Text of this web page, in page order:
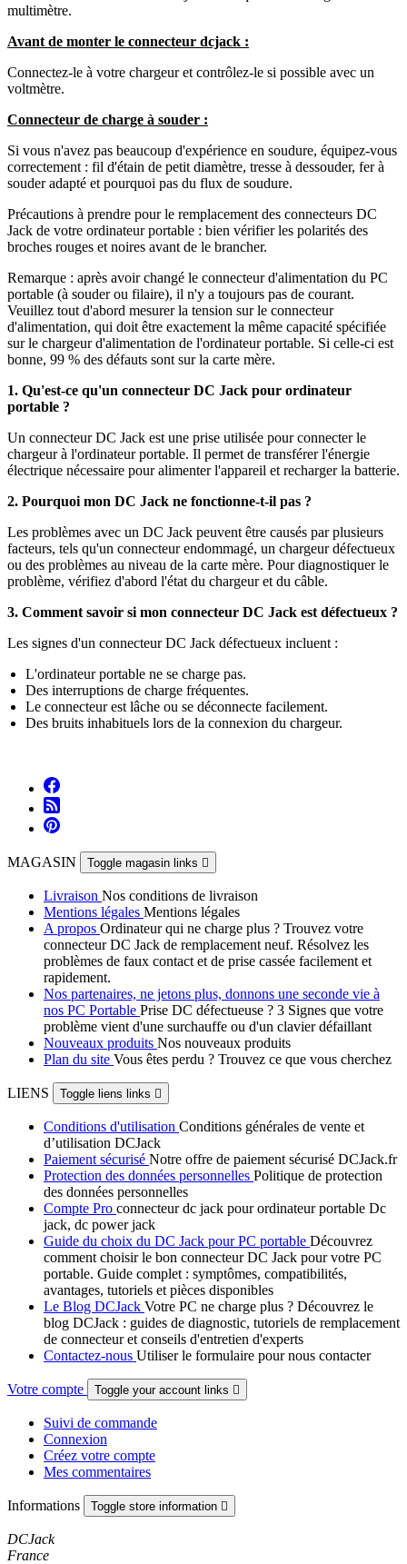
multimètre.
Avant de monter le connecteur dcjack :
Connectez-le à votre chargeur et contrôlez-le si possible avec un
voltmètre.
Connecteur de charge à souder :
Si vous n'avez pas beaucoup d'expérience en soudure, équipez-vous
correctement : fil d'étain de petit diamètre, tresse à dessouder, fer à
souder adapté et pourquoi pas du flux de soudure.
Précautions à prendre pour le remplacement des connecteurs DC
Jack de votre ordinateur portable : bien vérifier les polarités des
broches rouges et noires avant de le brancher.
Remarque : après avoir changé le connecteur d'alimentation du PC
portable (à souder ou filaire), il n'y a toujours pas de courant.
Veuillez tout d'abord mesurer la tension sur le connecteur
d'alimentation, qui doit être exactement la même capacité spécifiée
sur le chargeur d'alimentation de l'ordinateur portable. Si celle-ci est
bonne, 99 % des défauts sont sur la carte mère.
1. Qu'est-ce qu'un connecteur DC Jack pour ordinateur
portable ?
Un connecteur DC Jack est une prise utilisée pour connecter le
chargeur à l'ordinateur portable. Il permet de transférer l'énergie
électrique nécessaire pour alimenter l'appareil et recharger la batterie.
2. Pourquoi mon DC Jack ne fonctionne-t-il pas ?
Les problèmes avec un DC Jack peuvent être causés par plusieurs
facteurs, tels qu'un connecteur endommagé, un chargeur défectueux
ou des problèmes au niveau de la carte mère. Pour diagnostiquer le
problème, vérifiez d'abord l'état du chargeur et du câble.
3. Comment savoir si mon connecteur DC Jack est défectueux ?
Les signes d'un connecteur DC Jack défectueux incluent :
L'ordinateur portable ne se charge pas.
Des interruptions de charge fréquentes.
Le connecteur est lâche ou se déconnecte facilement.
Des bruits inhabituels lors de la connexion du chargeur.
MAGASIN Toggle magasin links 
Livraison Nos conditions de livraison
Mentions légales Mentions légales
A propos Ordinateur qui ne charge plus ? Trouvez votre
connecteur DC Jack de remplacement neuf. Résolvez les
problèmes de faux contact et de prise cassée facilement et
rapidement.
Nos partenaires, ne jetons plus, donnons une seconde vie à
nos PC Portable Prise DC défectueuse ? 3 Signes que votre
problème vient d'une surchauffe ou d'un clavier défaillant
Nouveaux produits Nos nouveaux produits
Plan du site Vous êtes perdu ? Trouvez ce que vous cherchez
LIENS Toggle liens links 
Conditions d'utilisation Conditions générales de vente et
d’utilisation DCJack
Paiement sécurisé Notre offre de paiement sécurisé DCJack.fr
Protection des données personnelles Politique de protection
des données personnelles
Compte Pro connecteur dc jack pour ordinateur portable Dc
jack, dc power jack
Guide du choix du DC Jack pour PC portable Découvrez
comment choisir le bon connecteur DC Jack pour votre PC
portable. Guide complet : symptômes, compatibilités,
avantages, tutoriels et pièces disponibles
Le Blog DCJack Votre PC ne charge plus ? Découvrez le
blog DCJack : guides de diagnostic, tutoriels de remplacement
de connecteur et conseils d'entretien d'experts
Contactez-nous Utiliser le formulaire pour nous contacter
Votre compte Toggle your account links 
Suivi de commande
Connexion
Créez votre compte
Mes commentaires
Informations Toggle store information 
DCJack
France